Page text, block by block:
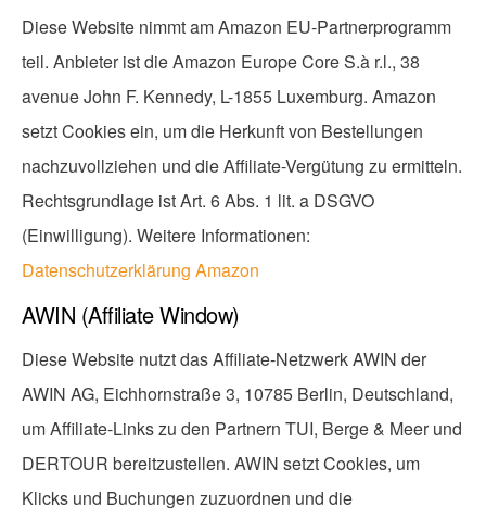
Diese Website nimmt am Amazon EU-Partnerprogramm
teil. Anbieter ist die Amazon Europe Core S.à r.l., 38
avenue John F. Kennedy, L-1855 Luxemburg. Amazon
setzt Cookies ein, um die Herkunft von Bestellungen
nachzuvollziehen und die Affiliate-Vergütung zu ermitteln.
Rechtsgrundlage ist Art. 6 Abs. 1 lit. a DSGVO
(Einwilligung). Weitere Informationen:
Datenschutzerklärung Amazon
AWIN (Affiliate Window)
Diese Website nutzt das Affiliate-Netzwerk AWIN der
AWIN AG, Eichhornstraße 3, 10785 Berlin, Deutschland,
um Affiliate-Links zu den Partnern TUI, Berge & Meer und
DERTOUR bereitzustellen. AWIN setzt Cookies, um
Klicks und Buchungen zuzuordnen und die